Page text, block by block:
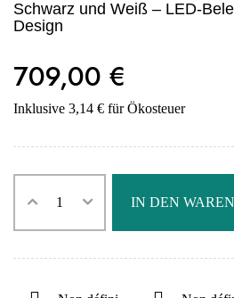
Schwarz und Weiß – LED-
Design
709,00 €
Inklusive 3,14 € für Ökosteuer
IN DEN